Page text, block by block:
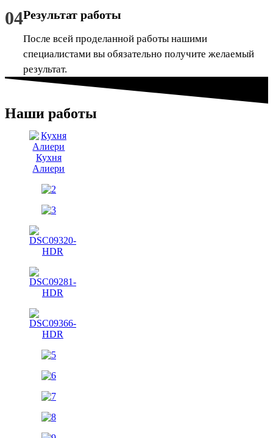
04Результат работы
После всей проделанной работы нашими
специалистами вы обязательно получите желаемый
результат.
Наши работы
Кухня
Алиери